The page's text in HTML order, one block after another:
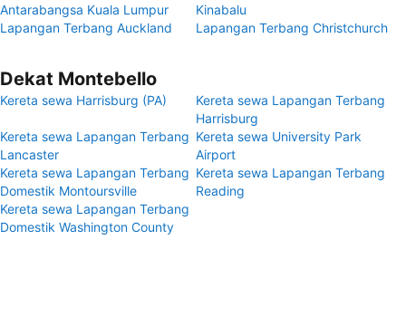
Antarabangsa Kuala Lumpur
Kinabalu
Lapangan Terbang Auckland
Lapangan Terbang Christchurch
Dekat Montebello
Kereta sewa Harrisburg (PA)
Kereta sewa Lapangan Terbang
Harrisburg
Kereta sewa Lapangan Terbang
Lancaster
Kereta sewa University Park
Airport
Kereta sewa Lapangan Terbang
Domestik Montoursville
Kereta sewa Lapangan Terbang
Reading
Kereta sewa Lapangan Terbang
Domestik Washington County